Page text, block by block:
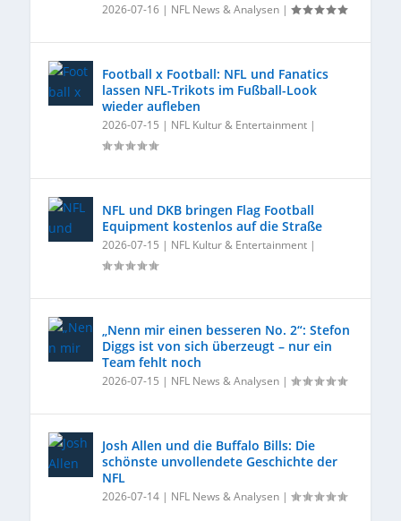
2026-07-16 | NFL News & Analysen |
Football x Football: NFL und Fanatics
lassen NFL-Trikots im Fußball-Look
wieder aufleben
2026-07-15 | NFL Kultur & Entertainment |
NFL und DKB bringen Flag Football
Equipment kostenlos auf die Straße
2026-07-15 | NFL Kultur & Entertainment |
„Nenn mir einen besseren No. 2“: Stefon
Diggs ist von sich überzeugt – nur ein
Team fehlt noch
2026-07-15 | NFL News & Analysen |
Josh Allen und die Buffalo Bills: Die
schönste unvollendete Geschichte der
NFL
2026-07-14 | NFL News & Analysen |